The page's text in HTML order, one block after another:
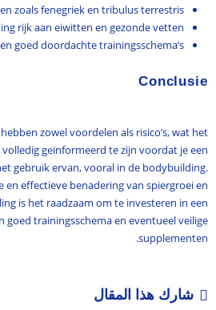
zoals fenegriek en tribulus terrestris
rijk aan eiwitten en gezonde vetten
goed doordachte trainingsschema’s
Conclusie
zowel voordelen als risico’s, wat het
geïnformeerd te zijn voordat je een
gebruik ervan, vooral in de bodybuilding.
en effectieve benadering van spiergroei en
is het raadzaam om te investeren in een
goed trainingsschema en eventueel veilige
supplementen.
شارك هذا المقال